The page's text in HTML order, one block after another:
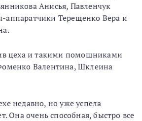
Анисья, Павленчук
Терещенко Вера и
цеха и такими помощниками
Валентина, Шклеина
недавно, но уже успела
Она очень способная, быстро все